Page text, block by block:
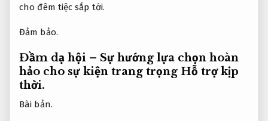
cho đêm tiệc sắp tới.
Đảm bảo.
Đầm dạ hội – Sự hướng lựa chọn hoàn
hảo cho sự kiện trang trọng Hỗ trợ kịp
thời.
Bài bản.